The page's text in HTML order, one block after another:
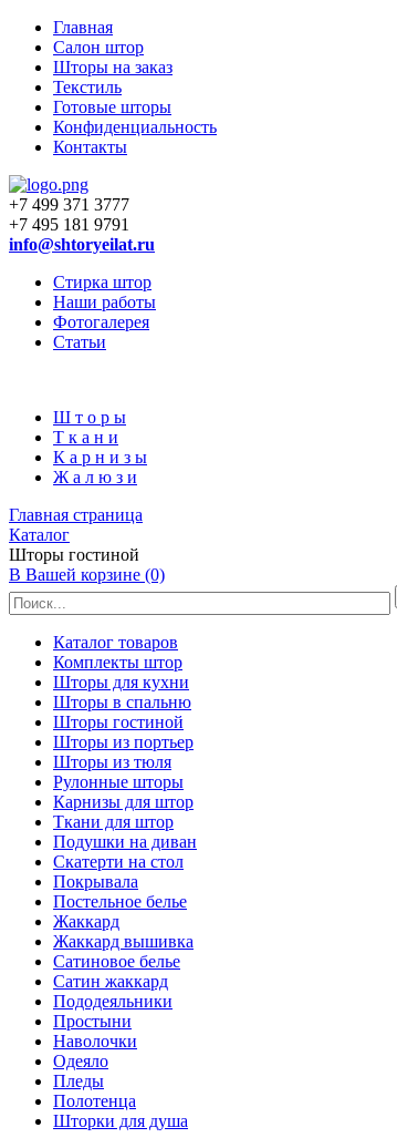
Главная
Салон штор
Шторы на заказ
Текстиль
Готовые шторы
Конфиденциальность
Контакты
+7 499 371 3777
+7 495 181 9791
info@shtoryeilat.ru
Стирка штор
Наши работы
Фотогалерея
Статьи
Ш т о р ы
Т к а н и
К а р н и з ы
Ж а л ю з и
Главная страница
Каталог
Шторы гостиной
В Вашей корзине (0)
Каталог товаров
Комплекты штор
Шторы для кухни
Шторы в спальню
Шторы гостиной
Шторы из портьер
Шторы из тюля
Рулонные шторы
Карнизы для штор
Ткани для штор
Подушки на диван
Скатерти на стол
Покрывала
Постельное белье
Жаккард
Жаккард вышивка
Сатиновое белье
Сатин жаккард
Пододеяльники
Простыни
Наволочки
Одеяло
Пледы
Полотенца
Шторки для душа